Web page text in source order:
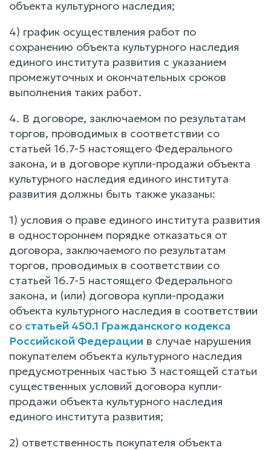
объекта культурного наследия;
4) график осуществления работ по
сохранению объекта культурного наследия
единого института развития с указанием
промежуточных и окончательных сроков
выполнения таких работ.
4. В договоре, заключаемом по результатам
торгов, проводимых в соответствии со
статьей 16.7-5 настоящего Федерального
закона, и в договоре купли-продажи объекта
культурного наследия единого института
развития должны быть также указаны:
1) условия о праве единого института развития
в одностороннем порядке отказаться от
договора, заключаемого по результатам
торгов, проводимых в соответствии со
статьей 16.7-5 настоящего Федерального
закона, и (или) договора купли-продажи
объекта культурного наследия в соответствии
со статьей 450.1 Гражданского кодекса
Российской Федерации в случае нарушения
покупателем объекта культурного наследия
предусмотренных частью 3 настоящей статьи
существенных условий договора купли-
продажи объекта культурного наследия
единого института развития;
2) ответственность покупателя объекта